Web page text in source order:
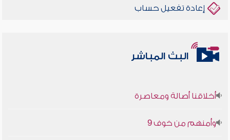
إعادة تفعيل حساب
البث المباشر
أخلاقنا أصالة ومعاصرة
وأمنهم من خوف 9